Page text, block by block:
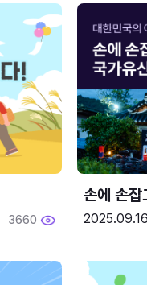
3660
손에 손
2025.09.16